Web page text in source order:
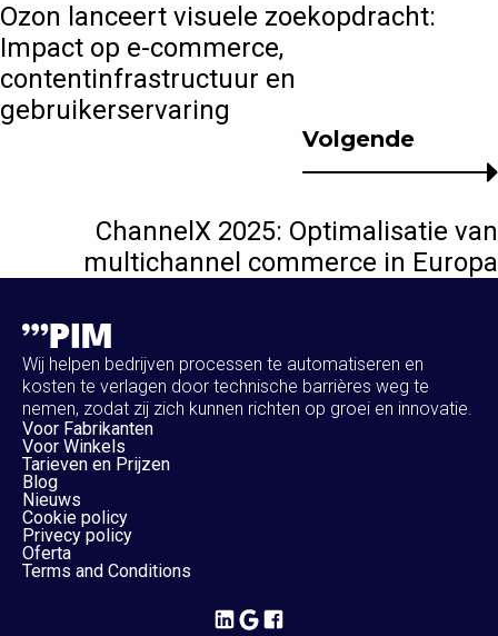
Volgende
ChannelX 2025: Optimalisatie van
multichannel commerce in Europa
Ozon lanceert visuele zoekopdracht:
Impact op e-commerce,
contentinfrastructuur en
gebruikerservaring
Wij helpen bedrijven processen te automatiseren en
kosten te verlagen door technische barrières weg te
nemen, zodat zij zich kunnen richten op groei en innovatie.
Voor Fabrikanten
Voor Winkels
Tarieven en Prijzen
Blog
Nieuws
Cookie policy
Privecy policy
Oferta
Terms and Conditions